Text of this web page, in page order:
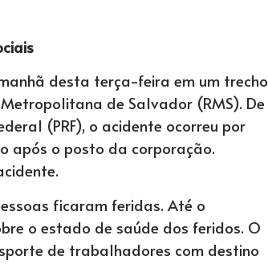
desta terça-feira em um trecho
de Salvador (RMS). De
(PRF), o acidente ocorreu por
após o posto da corporação.
ficaram feridas. Até o
o estado de saúde dos feridos. O
de trabalhadores com destino